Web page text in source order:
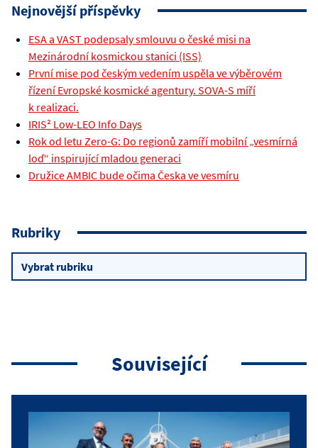
Nejnovější příspěvky
ESA a VAST podepsaly smlouvu o české misi na
Mezinárodní kosmickou stanici (ISS)
První mise pod českým vedením uspěla ve výběrovém
řízení Evropské kosmické agentury. SOVA-S míří
k realizaci.
IRIS² Low-LEO Info Days
Rok od letu Zero-G: Do regionů zamíří mobilní „vesmírná
loď“ inspirující mladou generaci
Družice AMBIC bude očima Česka ve vesmíru
Rubriky
Rubriky
Související